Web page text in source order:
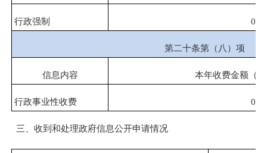
行政强制 0
第二十条第（八）项
信息内容 本年收费金额（
行政事业性收费 0
三、收到和处理政府信息公开申请情况